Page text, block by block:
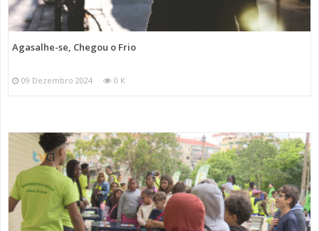
Agasalhe-se, Chegou o Frio
09 Dezembro 2024 0 K